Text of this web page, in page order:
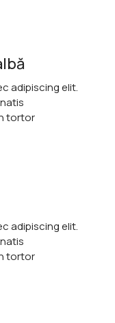
adipiscing elit.
tortor
adipiscing elit.
tortor